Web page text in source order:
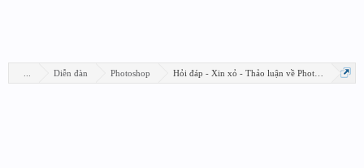
Diễn đàn Photoshop Hỏi đáp - Xin xỏ - Thảo luận về Photoshop